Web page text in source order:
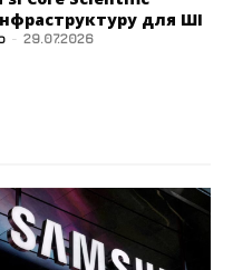
для ШІ
- 29.07.2026